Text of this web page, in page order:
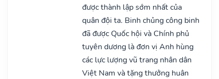
được thành lập sớm nhất của
quân đội ta. Binh chủng công binh
đã được Quốc hội và Chính phủ
tuyên dương là đơn vị Anh hùng
các lực lượng vũ trang nhân dân
Việt Nam và tặng thưởng huân